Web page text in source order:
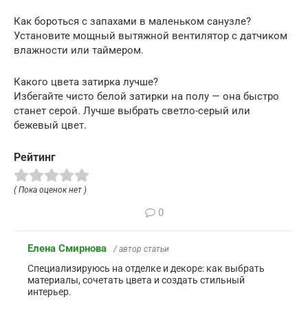
Как бороться с запахами в маленьком санузле?
Установите мощный вытяжной вентилятор с датчиком
влажности или таймером.
Какого цвета затирка лучше?
Избегайте чисто белой затирки на полу — она быстро
станет серой. Лучше выбрать светло-серый или
бежевый цвет.
Рейтинг
( Пока оценок нет )
0
Елена Смирнова / автор статьи
Специализируюсь на отделке и декоре: как выбрать
материалы, сочетать цвета и создать стильный
интерьер.